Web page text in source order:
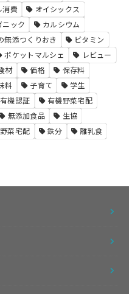
消費
オイシックス
ニック
カルシウム
無添つくりおき
ビタミン
ポケットマルシェ
レビュー
材 価格
保存料
料 子育て
学生
有機認証
有機野菜宅配
無添加食品
生協
野菜宅配 鉄分
離乳食